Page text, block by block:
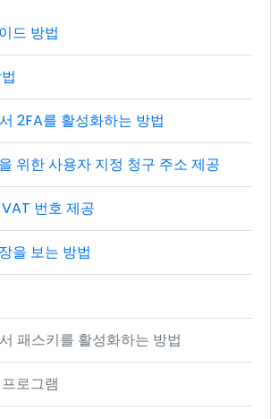
드 방법
2FA를 활성화하는 방법
위한 사용자 지정 청구 주소 제공
번호 제공
을 보는 방법
패스키를 활성화하는 방법
로그램